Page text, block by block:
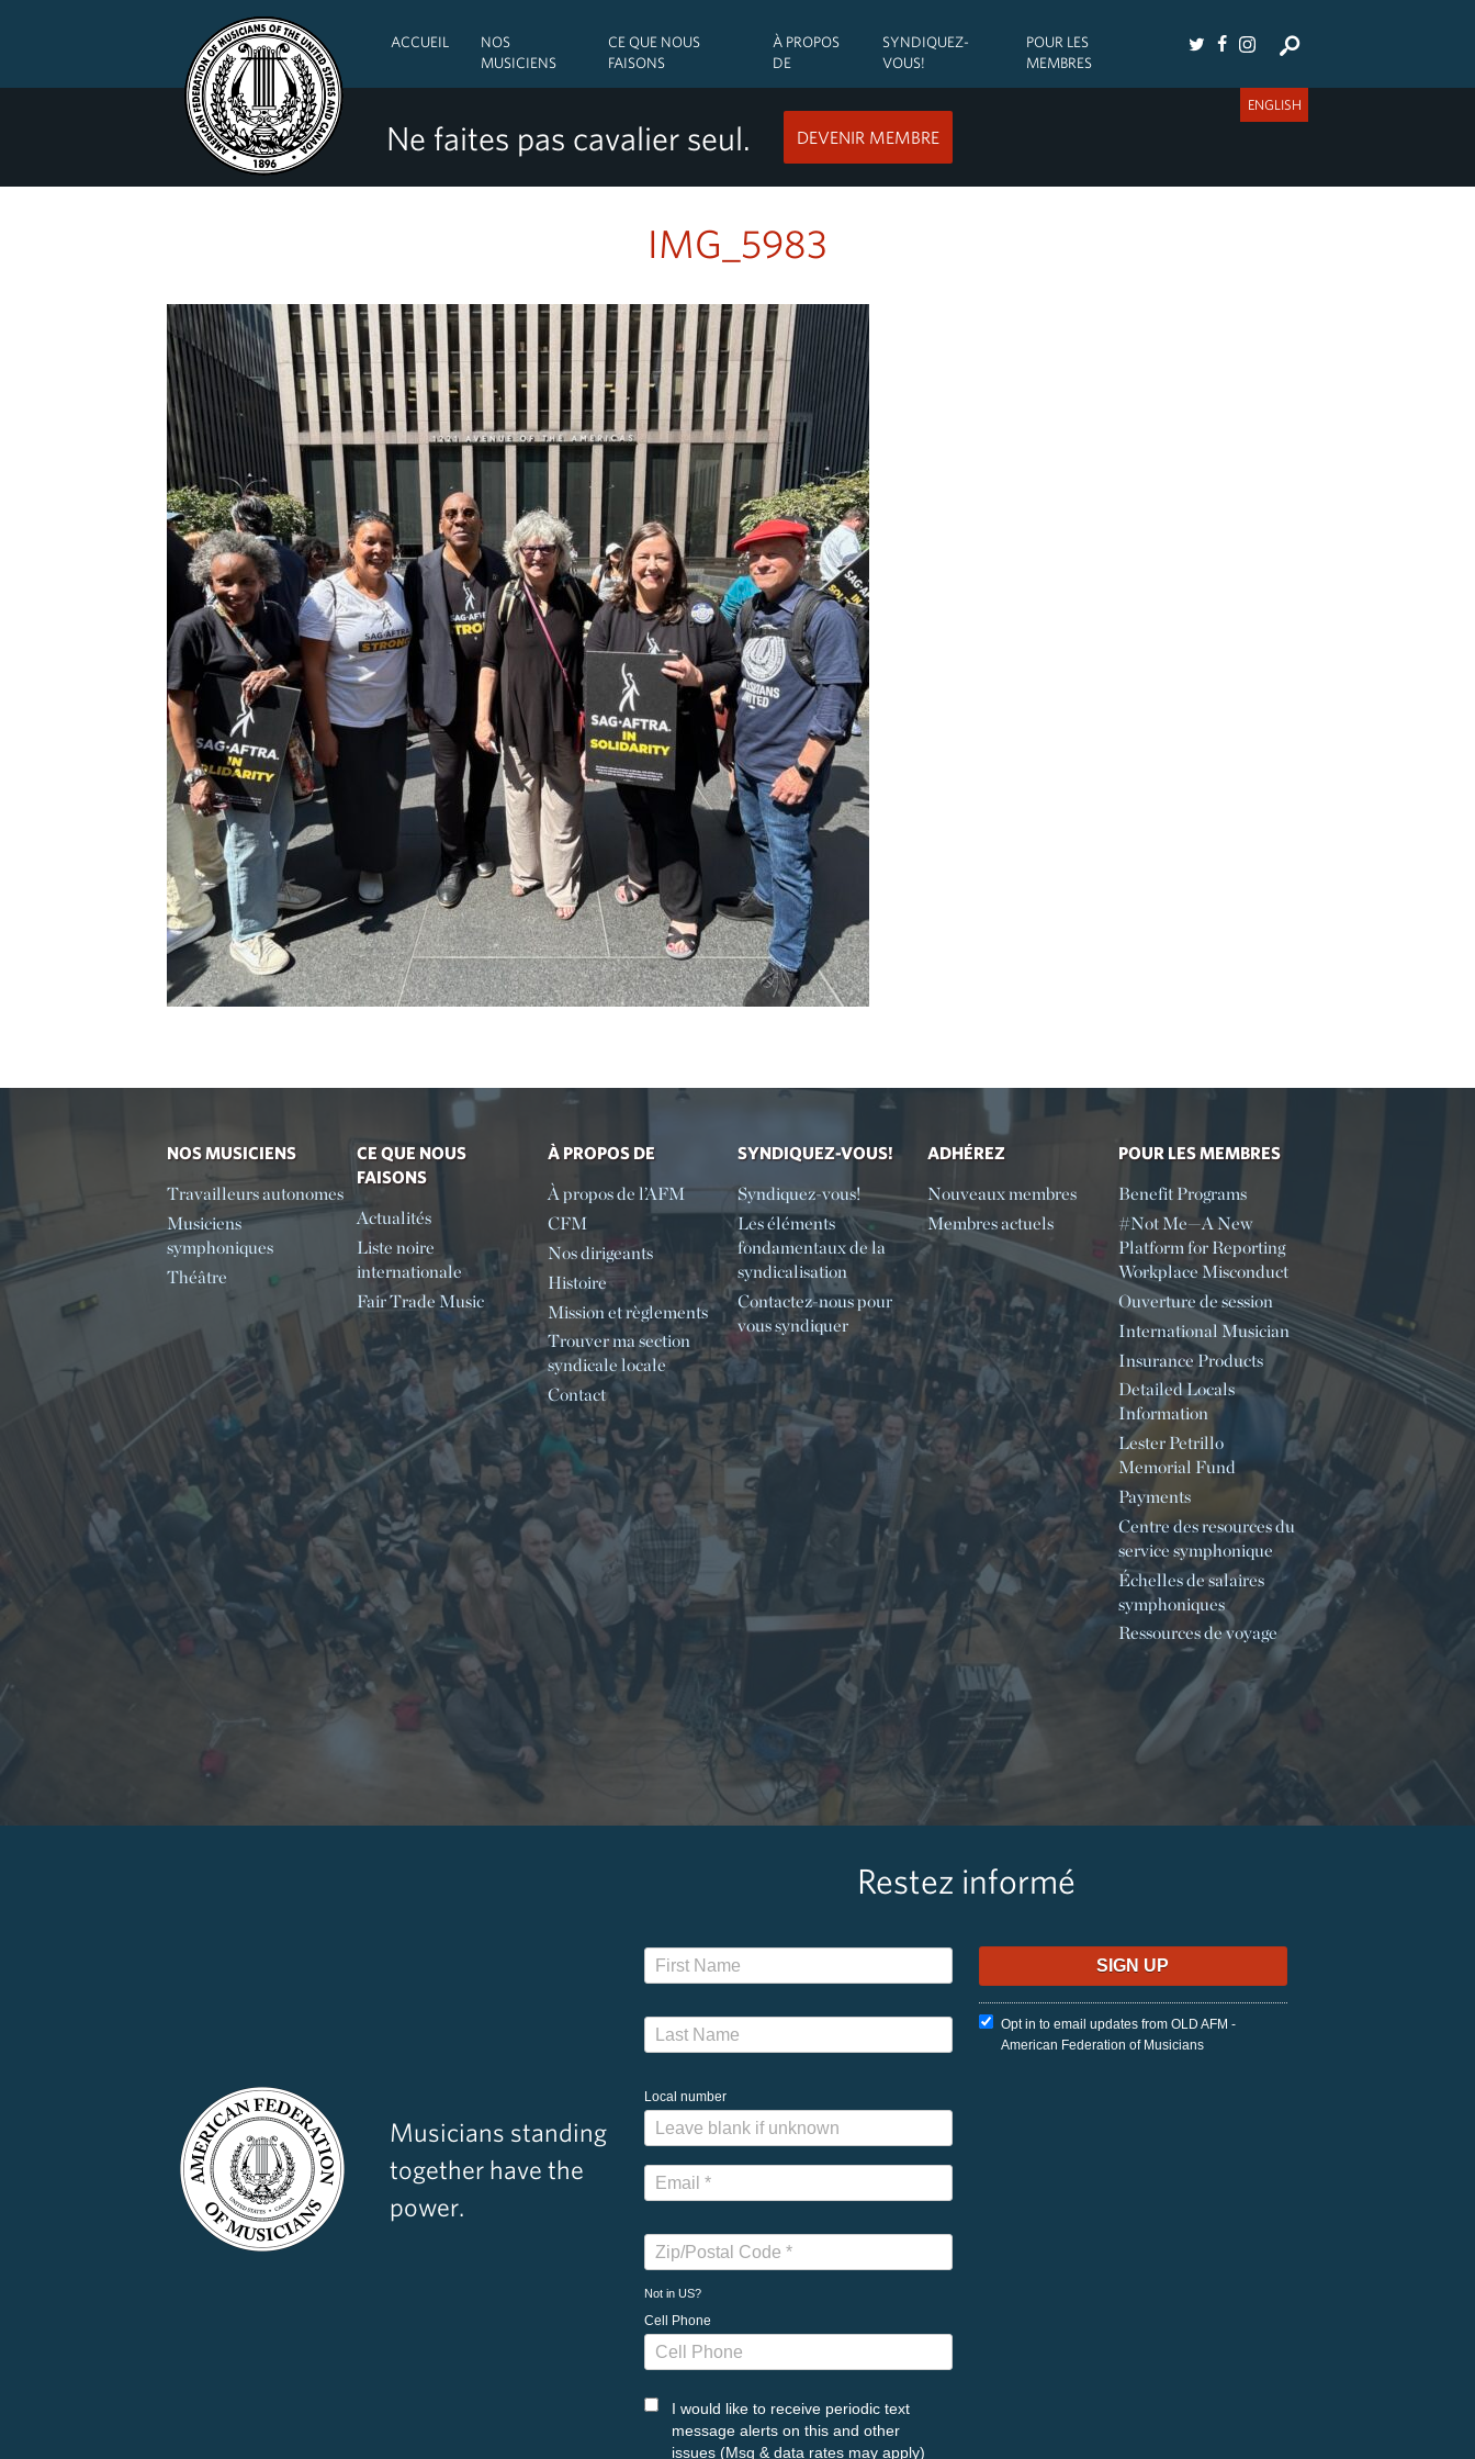
ACCUEIL
NOS
MUSICIENS
CE QUE NOUS
FAISONS
À PROPOS
DE
SYNDIQUEZ-
VOUS!
POUR LES
MEMBRES
Ne faites pas cavalier seul. DEVENIR MEMBRE
ENGLISH
IMG_5983
NOS MUSICIENS
Travailleurs autonomes
Musiciens
symphoniques
Théâtre
CE QUE NOUS
FAISONS
Actualités
Liste noire
internationale
Fair Trade Music
À PROPOS DE
À propos de l’AFM
CFM
Nos dirigeants
Histoire
Mission et règlements
Trouver ma section
syndicale locale
Contact
SYNDIQUEZ-VOUS!
Syndiquez-vous!
Les éléments
fondamentaux de la
syndicalisation
Contactez-nous pour
vous syndiquer
ADHÉREZ
Nouveaux membres
Membres actuels
POUR LES MEMBRES
Benefit Programs
#Not Me—A New
Platform for Reporting
Workplace Misconduct
Ouverture de session
International Musician
Insurance Products
Detailed Locals
Information
Lester Petrillo
Memorial Fund
Payments
Centre des resources du
service symphonique
Échelles de salaires
symphoniques
Ressources de voyage
Musicians standing
together have the
power.
Restez informé
Local number
Not in US?
Cell Phone
I would like to receive periodic text
message alerts on this and other
issues (Msg & data rates may apply)
Opt in to email updates from OLD AFM -
American Federation of Musicians